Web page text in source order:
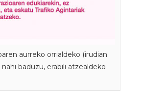
aurreko orrialdeko (irudian
baduzu, erabili atzealdeko